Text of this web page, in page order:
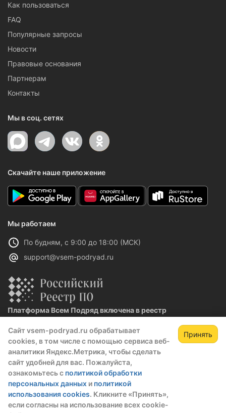
Сайт vsem-podryad.ru обрабатывает
cookies, в том числе с помощью сервиса веб-
аналитики Яндекс.Метрика, чтобы сделать
сайт удобней для вас. Пожалуйста,
ознакомьтесь с политикой обработки
персональных данных и политикой
использования cookies. Кликните «Принять»,
если согласны на использование всех cookie-
Принять
Как пользоваться
FAQ
Популярные запросы
Новости
Правовые основания
Партнерам
Контакты
Мы в соц. сетях
Скачайте наше приложение
Мы работаем
По будням, с 9:00 до 18:00 (МСК)
support@vsem-podryad.ru
Платформа Всем Подряд включена в реестр
Реестровая запись №32021 от 06.02.2026
Политика конфиденциальности
О компании